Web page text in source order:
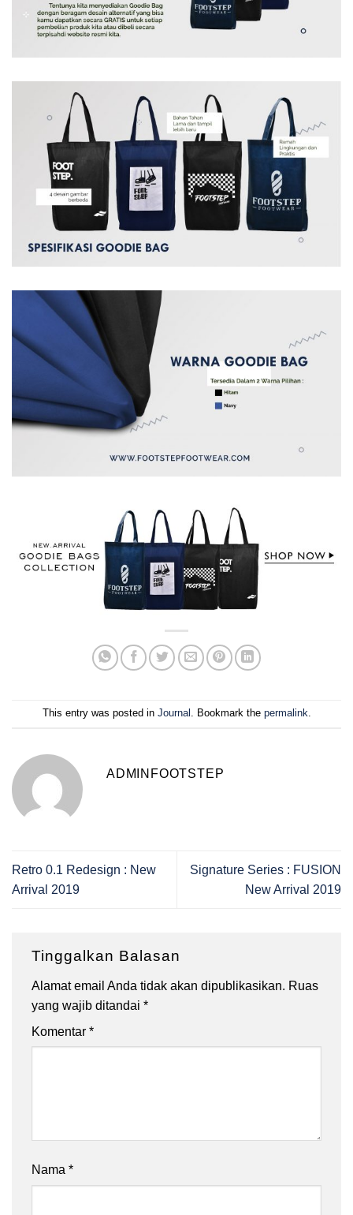
This entry was posted in Journal . Bookmark the permalink.
ADMINFOOTSTEP
Retro 0.1 Redesign : New
Arrival 2019
Signature Series : FUSION
New Arrival 2019
Tinggalkan Balasan
Alamat email Anda tidak akan dipublikasikan. Ruas
yang wajib ditandai *
Komentar *
Nama *